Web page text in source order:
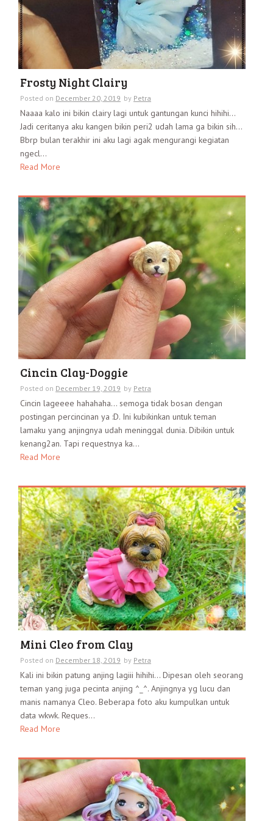
Frosty Night Clairy
Posted on December 20, 2019 by Petra
Naaaa kalo ini bikin clairy lagi untuk gantungan kunci hihihi…
Jadi ceritanya aku kangen bikin peri2 udah lama ga bikin sih…
Bbrp bulan terakhir ini aku lagi agak mengurangi kegiatan
ngecl...
Read More
Cincin Clay-Doggie
Posted on December 19, 2019 by Petra
Cincin lageeee hahahaha… semoga tidak bosan dengan
postingan percincinan ya :D. Ini kubikinkan untuk teman
lamaku yang anjingnya udah meninggal dunia. Dibikin untuk
kenang2an. Tapi requestnya ka...
Read More
Mini Cleo from Clay
Posted on December 18, 2019 by Petra
Kali ini bikin patung anjing lagiii hihihi… Dipesan oleh seorang
teman yang juga pecinta anjing ^_^. Anjingnya yg lucu dan
manis namanya Cleo. Beberapa foto aku kumpulkan untuk
data wkwk. Reques...
Read More